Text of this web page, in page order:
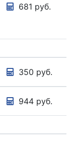
681 руб.
350 руб.
944 руб.